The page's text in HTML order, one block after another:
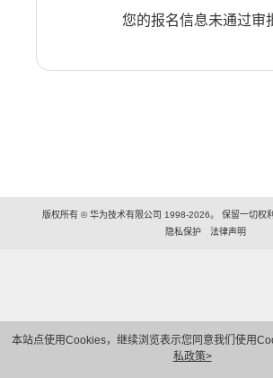
本站点使用Cookies，继续浏览表示您同意我们使用
私政策>
您的报名信息未通过审
版权所有 © 华为技术有限公司 1998-2026。 保留一切权
隐私保护
法律声明